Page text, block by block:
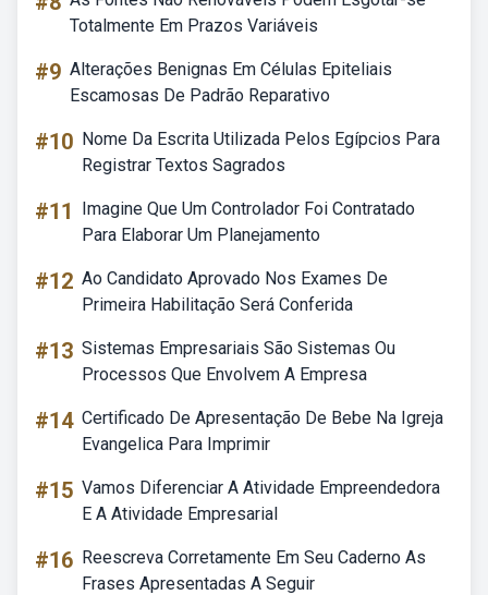
Totalmente Em Prazos Variáveis
#9 Alterações Benignas Em Células Epiteliais
Escamosas De Padrão Reparativo
#10 Nome Da Escrita Utilizada Pelos Egípcios Para
Registrar Textos Sagrados
#11
Imagine Que Um Controlador Foi Contratado
Para Elaborar Um Planejamento
#12 Ao Candidato Aprovado Nos Exames De
Primeira Habilitação Será Conferida
#13 Sistemas Empresariais São Sistemas Ou
Processos Que Envolvem A Empresa
#14 Certificado De Apresentação De Bebe Na Igreja
Evangelica Para Imprimir
#15 Vamos Diferenciar A Atividade Empreendedora
E A Atividade Empresarial
#16 Reescreva Corretamente Em Seu Caderno As
Frases Apresentadas A Seguir